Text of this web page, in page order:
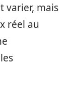
varier, mais
réel au